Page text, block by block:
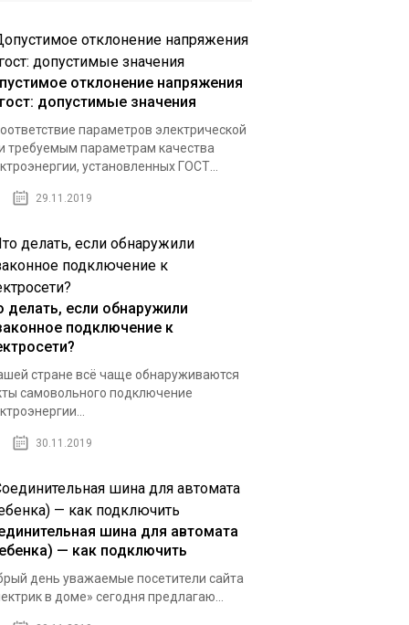
отклонение напряжения
допустимые значения
параметров электрической
требуемым параметрам качества
установленных ГОСТ...
29.11.2019
делать, если обнаружили
подключение к
стране всё чаще обнаруживаются
самовольного подключение
30.11.2019
шина для автомата
— как подключить
день уважаемые посетители сайта
в доме» сегодня предлагаю...